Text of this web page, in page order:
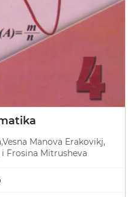
Manova Erakovikj,
Frosina Mitrusheva